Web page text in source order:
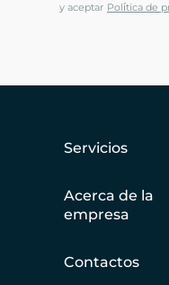
y aceptar Política de
Servicios
Acerca de la
empresa
Contactos